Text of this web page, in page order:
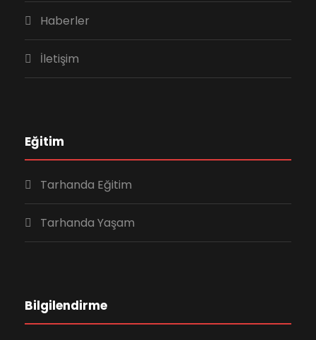
Haberler
İletişim
Eğitim
Tarhanda Eğitim
Tarhanda Yaşam
Bilgilendirme